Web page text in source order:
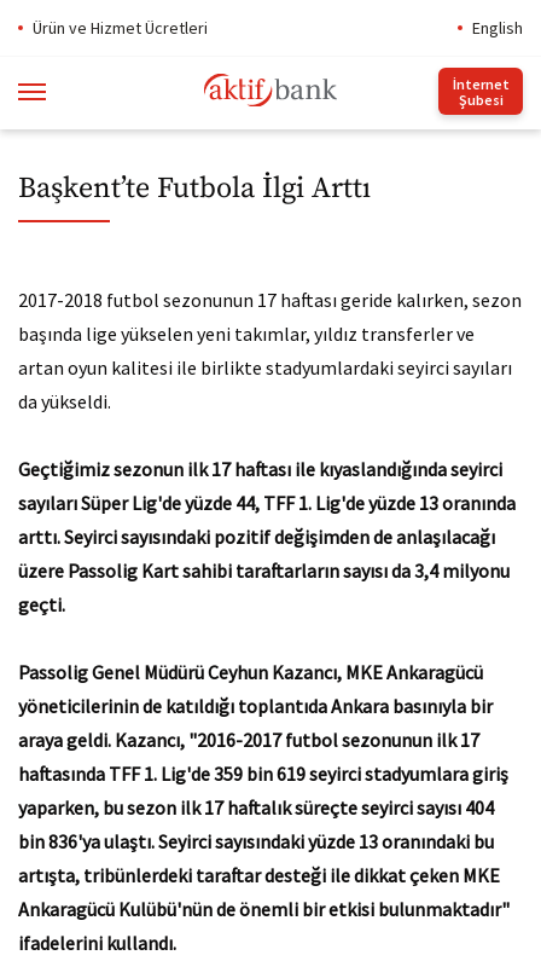
Ürün ve Hizmet Ücretleri English
İnternet
Şubesi
Başkent’te Futbola İlgi Arttı
2017-2018 futbol sezonunun 17 haftası geride kalırken, sezon
başında lige yükselen yeni takımlar, yıldız transferler ve
artan oyun kalitesi ile birlikte stadyumlardaki seyirci sayıları
da yükseldi.
Geçtiğimiz sezonun ilk 17 haftası ile kıyaslandığında seyirci
sayıları Süper Lig'de yüzde 44, TFF 1. Lig'de yüzde 13 oranında
arttı. Seyirci sayısındaki pozitif değişimden de anlaşılacağı
üzere Passolig Kart sahibi taraftarların sayısı da 3,4 milyonu
geçti.
Passolig Genel Müdürü Ceyhun Kazancı, MKE Ankaragücü
yöneticilerinin de katıldığı toplantıda Ankara basınıyla bir
araya geldi. Kazancı, "2016-2017 futbol sezonunun ilk 17
haftasında TFF 1. Lig'de 359 bin 619 seyirci stadyumlara giriş
yaparken, bu sezon ilk 17 haftalık süreçte seyirci sayısı 404
bin 836'ya ulaştı. Seyirci sayısındaki yüzde 13 oranındaki bu
artışta, tribünlerdeki taraftar desteği ile dikkat çeken MKE
Ankaragücü Kulübü'nün de önemli bir etkisi bulunmaktadır"
ifadelerini kullandı.